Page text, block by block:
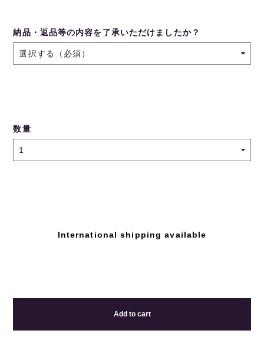
納品・返品等の内容を了承いただけましたか？
数量
International shipping available
Add to cart